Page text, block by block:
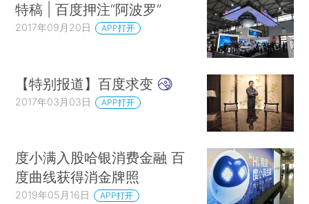
特稿 | 百度押注“阿波罗”
2017年09月20日 APP打开
【特别报道】百度求变
2017年03月03日 APP打开
度小满入股哈银消费金融 百
度曲线获得消金牌照
2019年05月16日 APP打开